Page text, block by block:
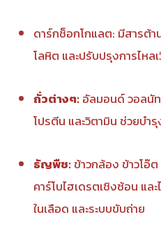
ดาร์กช็อกโกแลต: มีสารต้
โลหิต และปรับปรุงการไหล
ถั่วต่างๆ: อัลมอนด์ วอลนั
โปรตีน และวิตามิน ช่วยบำ
ธัญพืช: ข้าวกล้อง ข้าวโอ๊
คาร์โบไฮเดรตเชิงซ้อน แล
ในเลือด และระบบขับถ่าย